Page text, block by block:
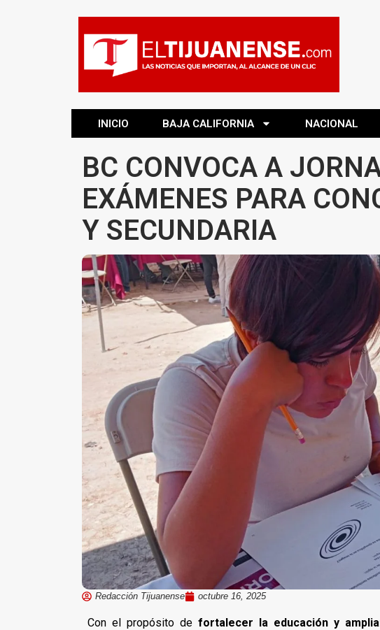
INICIO BAJA CALIFORNIA NACIONAL
BC CONVOCA A
EXÁMENES PARA
Y SECUNDARIA
Redacción Tijuanense octubre 16, 2025
Con el propósito de fortalecer la educación y